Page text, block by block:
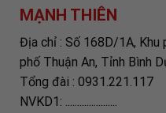
MẠNH THIÊN
Địa chỉ : Số 168D/1A, Khu
phố Thuận An, Tỉnh Bình
Tổng đài : 0931.221.117
NVKD1: ......................